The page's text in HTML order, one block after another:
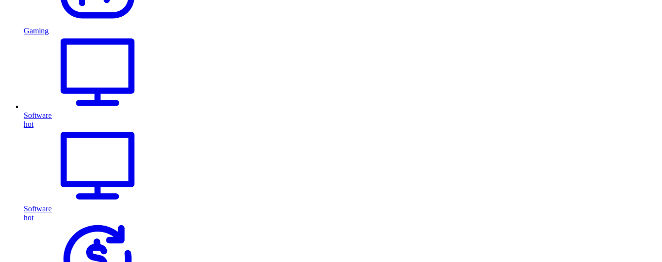
Gaming
Software
hot
Software
hot